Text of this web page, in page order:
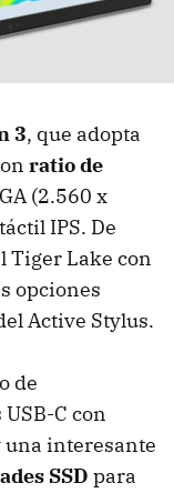
3, que adopta
ratio de
(2.560 x
IPS. De
Tiger Lake con
opciones
Active Stylus.
de
C con
una interesante
SSD para